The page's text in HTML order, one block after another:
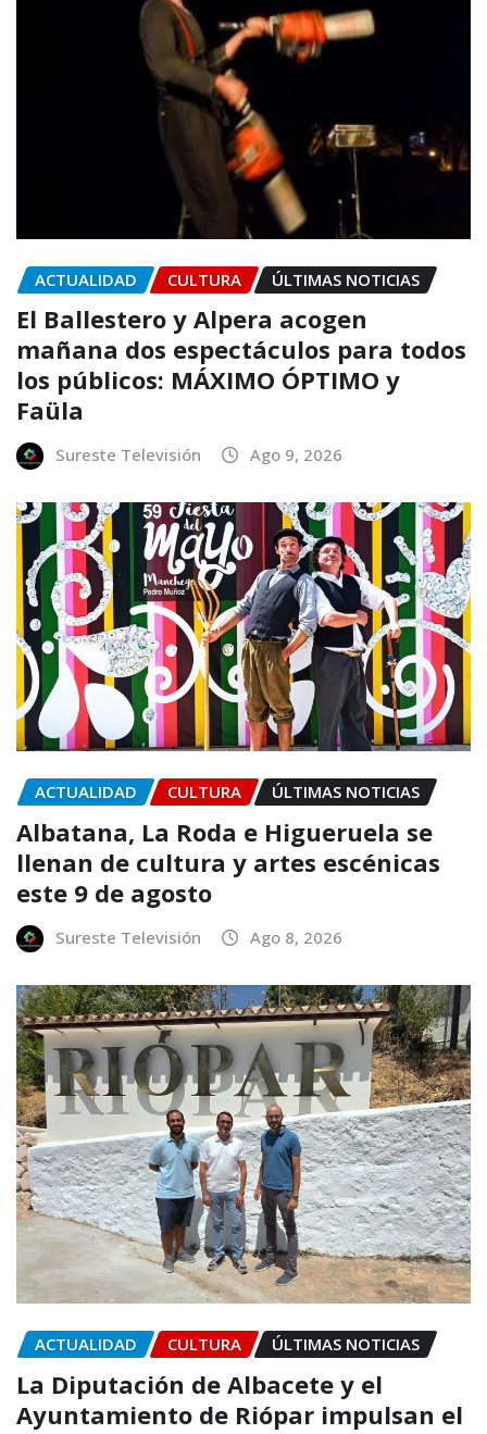
ACTUALIDAD CULTURA ÚLTIMAS NOTICIAS
El Ballestero y Alpera acogen
mañana dos espectáculos para todos
los públicos: MÁXIMO ÓPTIMO y
Faüla
Sureste Televisión Ago 9, 2026
ACTUALIDAD CULTURA ÚLTIMAS NOTICIAS
Albatana, La Roda e Higueruela se
llenan de cultura y artes escénicas
este 9 de agosto
Sureste Televisión Ago 8, 2026
ACTUALIDAD CULTURA ÚLTIMAS NOTICIAS
La Diputación de Albacete y el
Ayuntamiento de Riópar impulsan el